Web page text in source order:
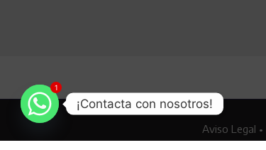
Aviso Legal •
1
¡Contacta con nosotros!